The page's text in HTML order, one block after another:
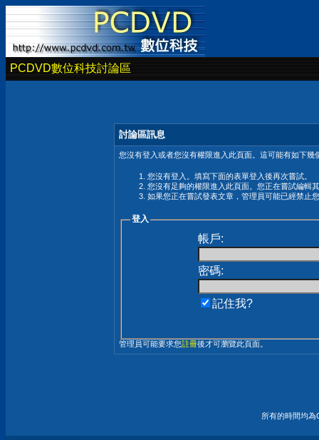
PCDVD數位科技討論區
討論區訊息
您沒有登入或者您沒有權限進入此頁面。這可能有如下幾
您沒有登入。填寫下面的表單登入後再次嘗試。
您沒有足夠的權限進入此頁面。您正在嘗試編輯
如果您正在嘗試發表文章，管理員可能已經禁止
登入
帳戶:
密碼:
記住我?
管理員可能要求您註冊後才可瀏覽此頁面。
所有的時間均為